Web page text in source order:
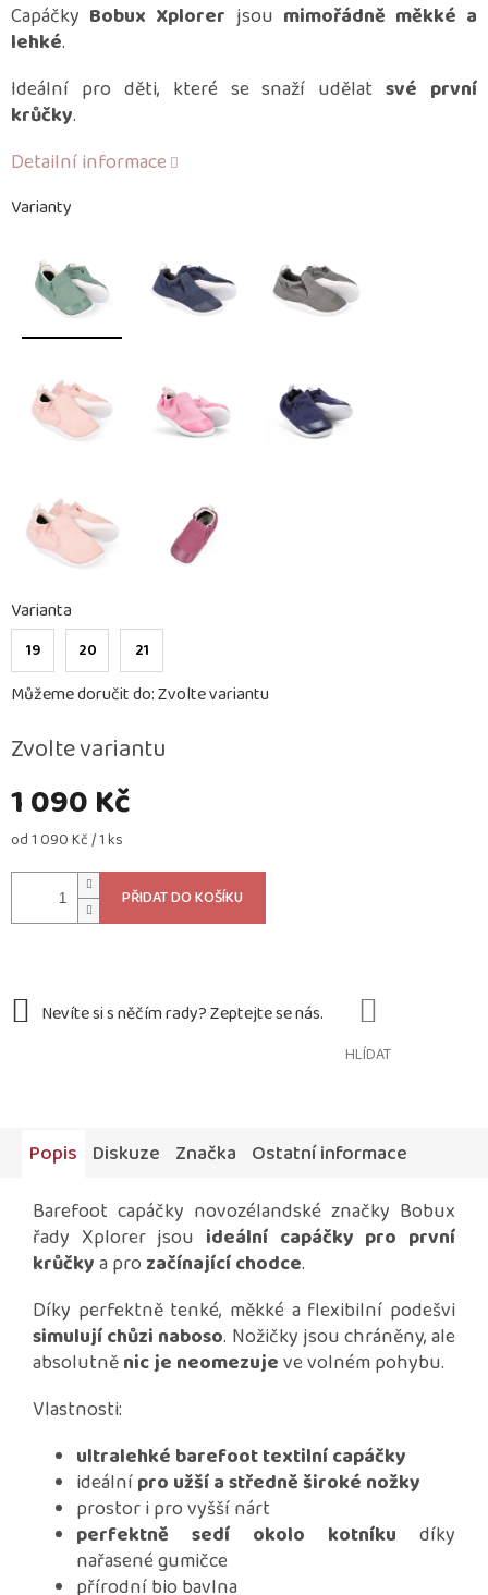
1 090 Kč
Měrná
od 1 090 Kč / 1 ks
Zvolte variantu
Varianty
Varianta
19 20 21
Můžeme doručit do:Zvolte variantu
PŘIDAT DO KOŠÍKU
Capáčky Bobux Xplorer jsou mimořádně měkké a
lehké.
Ideální pro děti, které se snaží udělatsvé první
krůčky.
Detailní informace
HLÍDAT
Popis Diskuze Značka Ostatní informace
Barefoot capáčky novozélandské značky Bobux
řady Xplorer jsou ideální capáčky pro první
krůčkya pro začínající chodce.
Díky perfektně tenké, měkké a flexibilní podešvi
simulují chůzi naboso. Nožičky jsou chráněny, ale
absolutněnic je neomezujeve volném pohybu.
Vlastnosti:
ultralehké barefoot textilní capáčky
ideálnípro užší a středně široké nožky
prostor i pro vyšší nárt
perfektně sedí okolo kotníku díky
nařasené gumičce
přírodní bio bavlna